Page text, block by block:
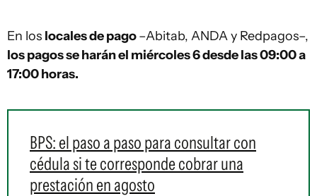
En los locales de pago–Abitab, ANDA y Redpagos–,
los pagos se harán el miércoles 6 desde las 09:00 a
17:00 horas.
BPS: el paso a paso para consultar con
cédula si te corresponde cobrar una
prestación en agosto